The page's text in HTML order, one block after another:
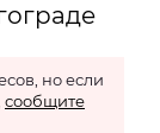
но если
сообщите